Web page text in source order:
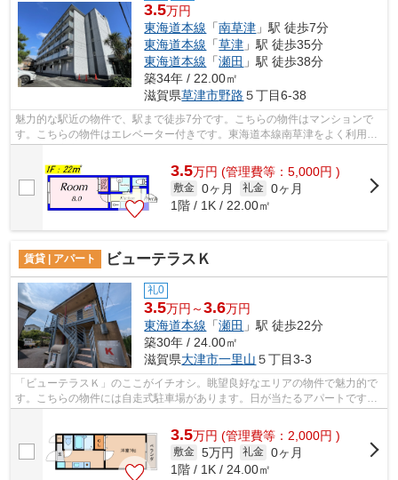
3.5万円
東海道本線 「南草津 」駅 徒歩7分
東海道本線 「草津 」駅 徒歩35分
東海道本線 「瀬田 」駅 徒歩38分
築34年 / 22.00㎡
滋賀県草津市野路 ５丁目6-38
魅力的な駅近の物件で、駅まで徒歩7分です。こちらの物件はマンションで
す。こちらの物件はエレベーター付きです。東海道本線南草津をよく利用さ
3.5万円 (管理費等：5,000円 )
敷金 0ヶ月 礼金 0ヶ月
1階 / 1K / 22.00㎡
賃貸 | アパート ビューテラスＫ
礼0
3.5万円～3.6万円
東海道本線 「瀬田 」駅 徒歩22分
築30年 / 24.00㎡
滋賀県大津市一里山 ５丁目3-3
「ビューテラスＫ」のここがイチオシ。眺望良好なエリアの物件で魅力的で
す。こちらの物件には自走式駐車場があります。日が当たるアパートです。
3.5万円 (管理費等：2,000円 )
敷金 5万円 礼金 0ヶ月
1階 / 1K / 24.00㎡